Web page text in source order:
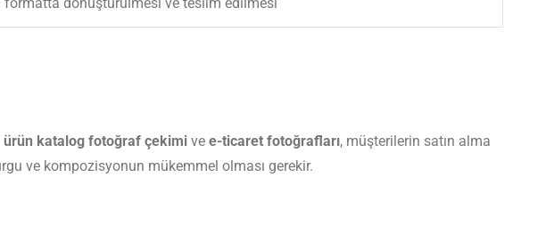
ürün katalog fotoğraf çekimi ve e-ticaret fotoğrafları, müşterilerin satın alma
ve kompozisyonun mükemmel olması gerekir.